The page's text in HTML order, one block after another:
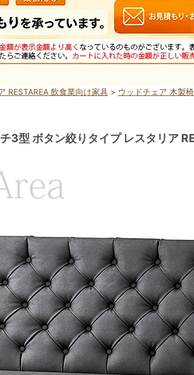
RESTAREA 飲食業向け家具> ウッドチェア 木製
3型 ボタン絞りタイプ レスタリア